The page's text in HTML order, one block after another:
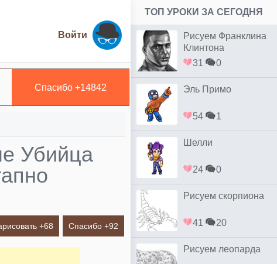
Войти
Спасибо +14842
Убийца
+68 Спасибо +92
ТОП УРОКИ ЗА СЕГОДНЯ
Рисуем Франклина
Клинтона
31
0
Эль Примо
54 1
Шелли
24 0
Рисуем скорпиона
41 20
Рисуем леопарда